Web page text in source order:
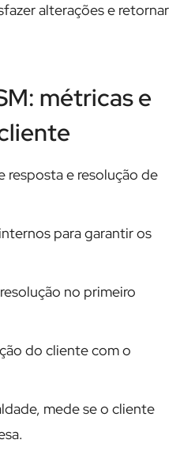
alterações e retornar
métricas e
resposta e resolução de
para garantir os
no primeiro
do cliente com o
mede se o cliente